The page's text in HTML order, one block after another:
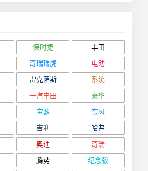
保时捷
丰田
奇瑞瑞虎
电动
雷克萨斯
系统
一汽丰田
豪华
宝骏
东风
吉利
哈弗
奥迪
奇瑞
腾势
纪念版